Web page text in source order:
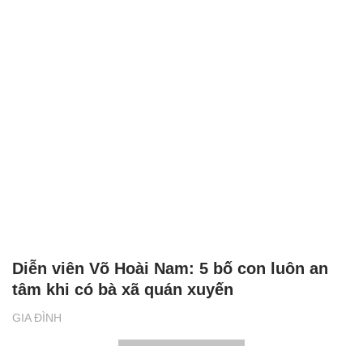
GIA ĐÌNH
Diễn viên Võ Hoài Nam: 5 bố con luôn an
tâm khi có bà xã quán xuyến